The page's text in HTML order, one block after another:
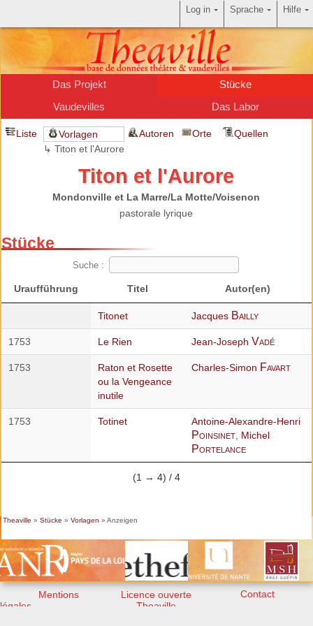
Das Projekt
Stücke
Vaudevilles
Das Labor
Liste
Vorlagen
↳ Titon et l'Aurore
Autoren Orte Quellen
Titon et l'Aurore
Mondonville et La Marre/La Motte/Voisenon
pastorale lyrique
Stücke
Suche :
Uraufführung Titel Autor(en)
Titonet Jacques Bailly
1753 Le Rien Jean-Joseph Vadé
1753
Raton et Rosette
ou la Vengeance
inutile
Charles-Simon Favart
1753 Totinet Antoine-Alexandre-Henri
Poinsinet, Michel
Portelance
(1 → 4) / 4
Theaville » Stücke » Vorlagen » Anzeigen
Hilfe
Sprache
Log in
Mentions
légales
Licence ouverte
Theaville
Contact